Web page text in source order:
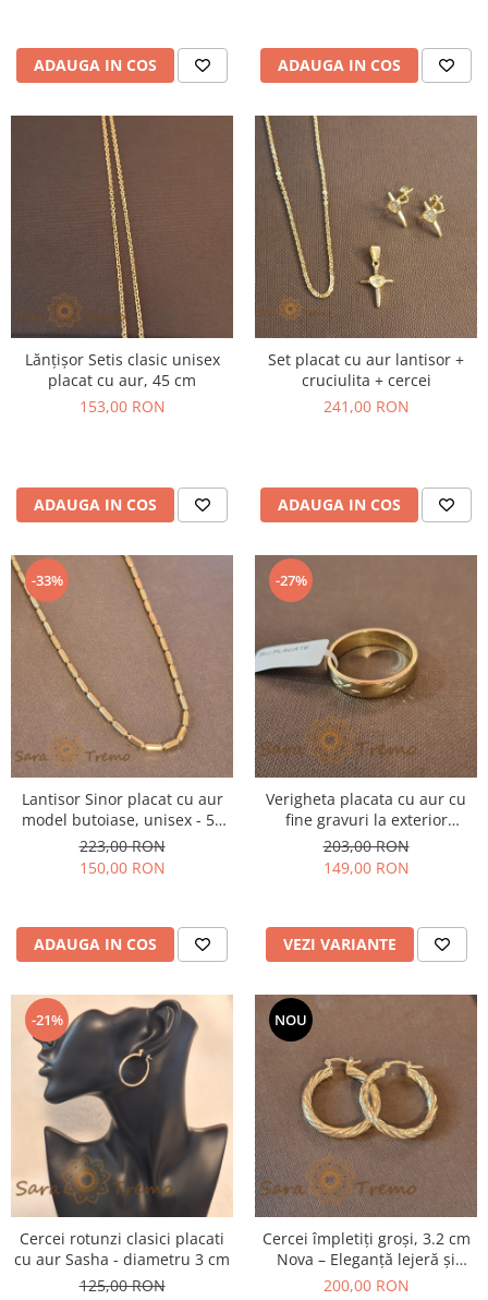
ADAUGA IN COS ADAUGA IN COS
Lănțișor Setis clasic unisex
placat cu aur, 45 cm
153,00 RON
ADAUGA IN COS
Set placat cu aur lantisor +
cruciulita + cercei
241,00 RON
ADAUGA IN COS
-33%
Lantisor Sinor placat cu aur
model butoiase, unisex - 50
cm
223,00 RON
150,00 RON
ADAUGA IN COS
-27%
Verigheta placata cu aur cu
fine gravuri la exterior
Matrimonio
203,00 RON
149,00 RON
VEZI VARIANTE
-21%
Cercei rotunzi clasici placati
cu aur Sasha - diametru 3 cm
125,00 RON
NOU
Cercei împletiți groși, 3.2 cm
Nova – Eleganță lejeră și
confortabilă
200,00 RON